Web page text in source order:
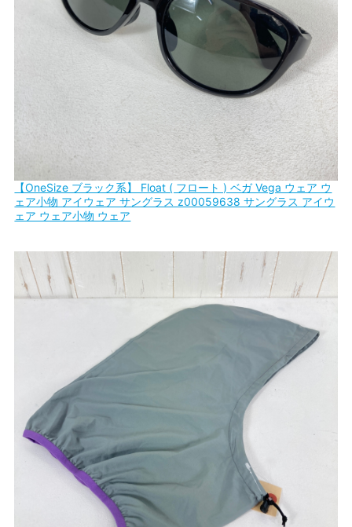
【OneSize ブラック系】 Float ( フロート ) ベガ Vega ウェア ウ
ェア小物 アイウェア サングラス z00059638 サングラス アイウ
ェア ウェア小物 ウェア